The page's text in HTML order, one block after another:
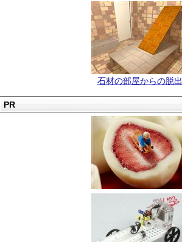
石材の部屋からの脱出
PR